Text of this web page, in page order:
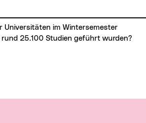
25.100 Studien geführt wurden?